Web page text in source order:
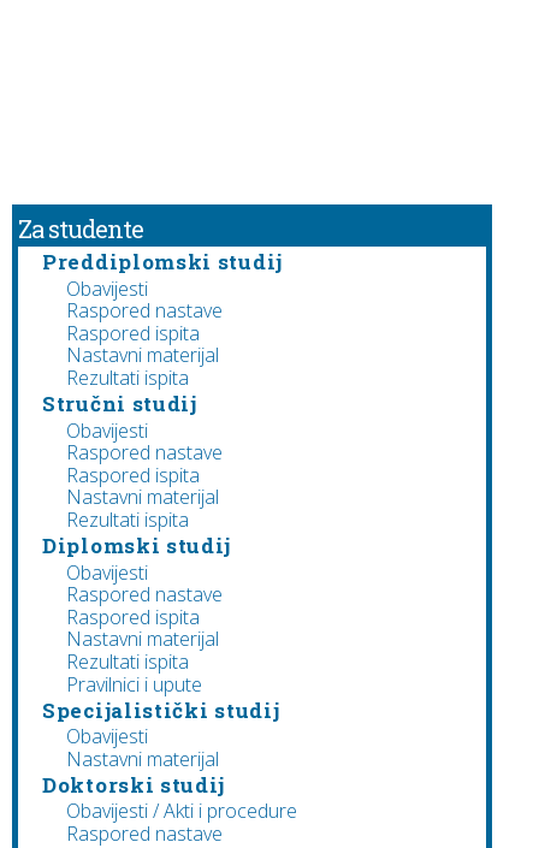
Za studente
Preddiplomski studij
Obavijesti
Raspored nastave
Raspored ispita
Nastavni materijal
Rezultati ispita
Stručni studij
Obavijesti
Raspored nastave
Raspored ispita
Nastavni materijal
Rezultati ispita
Diplomski studij
Obavijesti
Raspored nastave
Raspored ispita
Nastavni materijal
Rezultati ispita
Pravilnici i upute
Specijalistički studij
Obavijesti
Nastavni materijal
Doktorski studij
Obavijesti / Akti i procedure
Raspored nastave